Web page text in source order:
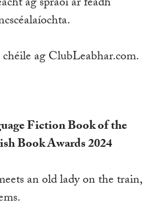
ag ClubLeabhar.com.
Fiction Book of the
Book Awards 2024
an old lady on the train,